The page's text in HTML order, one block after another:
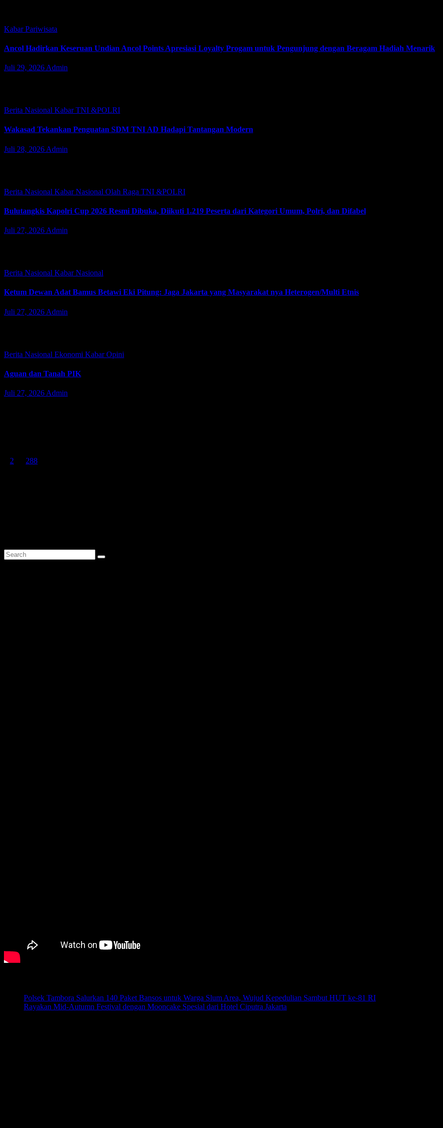
KabarPariwisata
Ancol Hadirkan Keseruan Undian Ancol Points Apresiasi Loyalty Progam untuk Pengunjung dengan Beragam Hadiah Menarik
Juli 29, 2026 Admin
Berita Nasional KabarTNI &POLRI
Wakasad Tekankan Penguatan SDM TNI AD Hadapi Tantangan Modern
Juli 28, 2026 Admin
Berita Nasional KabarNasional Olah Raga TNI &POLRI
Bulutangkis Kapolri Cup 2026 Resmi Dibuka, Diikuti 1.219 Peserta dari Kategori Umum, Polri, dan Difabel
Juli 27, 2026 Admin
Berita Nasional KabarNasional
Ketum Dewan Adat Bamus Betawi Eki Pitung: Jaga Jakarta yang Masyarakat nya Heterogen/Multi Etnis
Juli 27, 2026 Admin
Berita Nasional Ekonomi KabarOpini
Aguan dan Tanah PIK
Juli 27, 2026 Admin
2 288
Polsek Tambora Salurkan 140 Paket Bansos untuk Warga Slum Area, Wujud Kepedulian Sambut HUT ke-81 RI
Rayakan Mid-Autumn Festival dengan Mooncake Spesial dari Hotel Ciputra Jakarta